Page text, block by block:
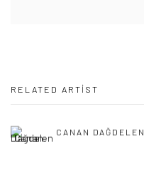
RELATED ARTIST
CANAN DAĞDELEN